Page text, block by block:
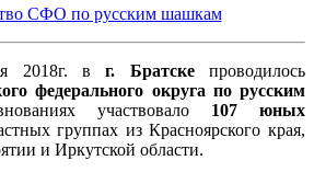
2018г. вг. Братскепроводилось
федерального округа по русским
участвовало 107 юных
группах из Красноярского края,
и Иркутской области.